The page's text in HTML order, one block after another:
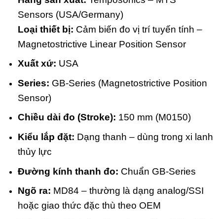
Sensors (USA/Germany)
Loại thiết bị: Cảm biến đo vị trí tuyến tính –
Magnetostrictive Linear Position Sensor
Xuất xứ: USA
Series: GB-Series (Magnetostrictive Position
Sensor)
Chiều dài đo (Stroke): 150 mm (M0150)
Kiểu lắp đặt: Dạng thanh – dùng trong xi lanh
thủy lực
Đường kính thanh đo: Chuẩn GB-Series
Ngõ ra: MD84 – thường là dạng analog/SSI
hoặc giao thức đặc thù theo OEM